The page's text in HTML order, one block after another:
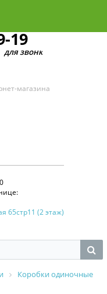
19
звонков по оптовым
магазина
65стр11 (2 этаж)
Коробки одиночные